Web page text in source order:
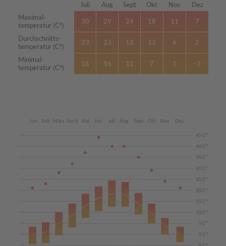
Juli Aug Sept Okt Nov
Dez
Maximal-
temperatur (C°)
30 29 24 18 11 7
Durchschnitts-
temperatur (C°)
23 23 18 13 6 2
Minimal-
temperatur (C°)
16 16 12 7 1 -3